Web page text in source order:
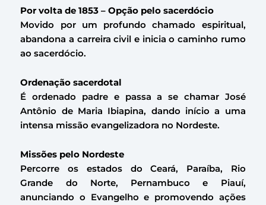
Por volta de 1853 – Opção pelo sacerdócio
Movido por um profundo chamado espiritual,
abandona a carreira civil e inicia o caminho rumo
ao sacerdócio.
Ordenação sacerdotal
É ordenado padre e passa a se chamar José
Antônio de Maria Ibiapina, dando início a uma
intensa missão evangelizadora no Nordeste.
Missões pelo Nordeste
Percorre os estados do Ceará, Paraíba, Rio
Grande do Norte, Pernambuco e Piauí,
anunciando o Evangelho e promovendo ações